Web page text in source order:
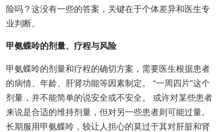
险吗？这没有一些的答案，关键在于个体差异和医生专
业判断。
甲氨蝶呤的剂量、疗程与风险
甲氨蝶呤的剂量和疗程的确切方案，需要医生根据患者
的病情、年龄、肝肾功能等因素制定。 “一周四片”这个
剂量，并不能简单的说安全或不安全。 或许对某些患者
来说是合适的维持剂量，但对另一些患者则可能过量。
长期服用甲氨蝶呤，较让人担心的莫过于其对肝脏和肾